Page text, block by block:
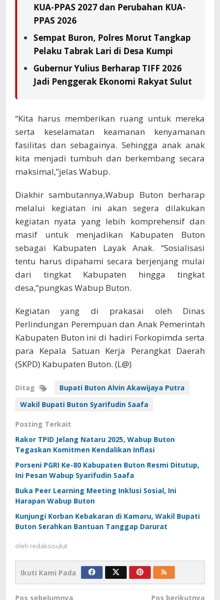
KUA-PPAS 2027 dan Perubahan KUA-
PPAS 2026
Sempat Buron, Polres Morut Tangkap
Pelaku Tabrak Lari di Desa Kumpi
Gubernur Yulius Berharap TIFF 2026
Jadi Penggerak Ekonomi Rakyat Sulut
“Kita harus memberikan ruang untuk mereka
serta keselamatan keamanan kenyamanan
fasilitas dan sebagainya. Sehingga anak anak
kita menjadi tumbuh dan berkembang secara
maksimal,”jelas Wabup.
Diakhir sambutannya,Wabup Buton berharap
melalui kegiatan ini akan segera dilakukan
kegiatan nyata yang lebih komprehensif dan
masif untuk menjadikan Kabupaten Buton
sebagai Kabupaten Layak Anak. “Sosialisasi
tentu harus dipahami secara berjenjang mulai
dari tingkat Kabupaten hingga tingkat
desa,”pungkas Wabup Buton.
Kegiatan yang di prakasai oleh Dinas
Perlindungan Perempuan dan Anak Pemerintah
Kabupaten Buton ini di hadiri Forkopimda serta
para Kepala Satuan Kerja Perangkat Daerah
(SKPD) Kabupaten Buton. (L@)
Ditag
Bupati Buton Alvin Akawijaya Putra
Wakil Bupati Buton Syarifudin Saafa
Posting Terkait
Rakor TPID Jelang Nataru 2025, Wabup Buton
Tegaskan Komitmen Kendalikan Inflasi
Porseni PGRI Ke-80 Kabupaten Buton Resmi Ditutup,
Ini Pesan Wabup Syarifudin Saafa
Buka Peer Learning Meeting Inklusi Sosial, Ini
Harapan Wabup Buton
Kunjungi Korban Kebakaran di Kamaru, Wakil Bupati
Buton Serahkan Bantuan Tanggap Darurat
oleh redaksisulut
Ikuti Kami Pada
Pos sebelumnya Pos berikutnya